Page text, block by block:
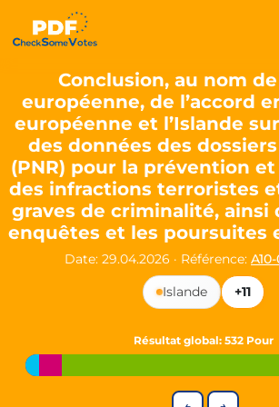
Partei des
The Partei des Fortschritts (PdF), founded
Key Office Holders
Lukas Sieper— Member of the
Luca Piwodda— Mayor of Gartz
Tim Sieper— Mayor of Eckenroth,
Motto and Core Values
Our motto: "Demokratie direkt gestalten"
The Partei des Fortschritts stands for:
Digital participation and government
Open government and accountable
Strengthening European cooperation
Innovation in
Check Some Votes (CSV), one of
Conclusion, au nom de
européenne, de l’accord
européenne et l’Islande
des données des
(PNR) pour la prévention
des infractions terroristes
graves de criminalité, ainsi
enquêtes et les poursuites
Date: 29.04.2026 · Référence:
Islande
+11
Résultat global: 532 Pour